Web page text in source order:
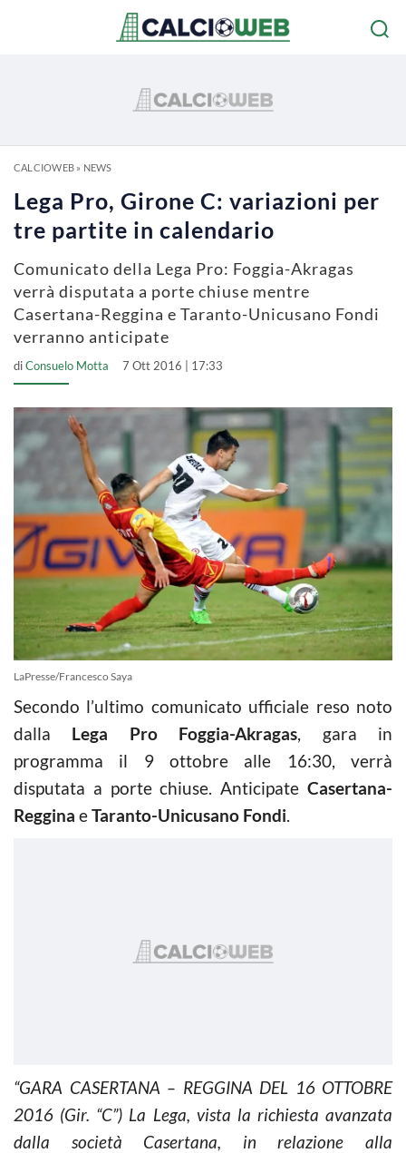
CALCIOWEB» NEWS
Lega Pro, Girone C: variazioni per
tre partite in calendario
Comunicato della Lega Pro: Foggia-Akragas
verrà disputata a porte chiuse mentre
Casertana-Reggina e Taranto-Unicusano Fondi
verranno anticipate
diConsuelo Motta 7 Ott 2016 | 17:33
LaPresse/Francesco Saya
Secondo l’ultimo comunicato ufficiale reso noto
dalla Lega Pro Foggia-Akragas, gara in
programma il 9 ottobre alle 16:30, verrà
disputata a porte chiuse. Anticipate Casertana-
Reggina eTaranto-Unicusano Fondi.
“GARA CASERTANA – REGGINA DEL 16 OTTOBRE
2016 (Gir. “C”) La Lega, vista la richiesta avanzata
dalla società Casertana, in relazione alla